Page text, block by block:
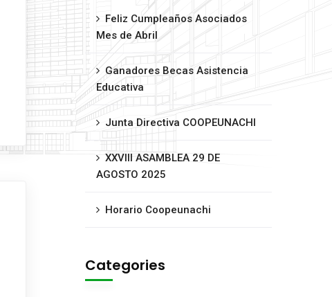
Feliz Cumpleaños Asociados
Mes de Abril
Ganadores Becas Asistencia
Educativa
Junta Directiva COOPEUNACHI
XXVIII ASAMBLEA 29 DE
AGOSTO 2025
Horario Coopeunachi
Categories